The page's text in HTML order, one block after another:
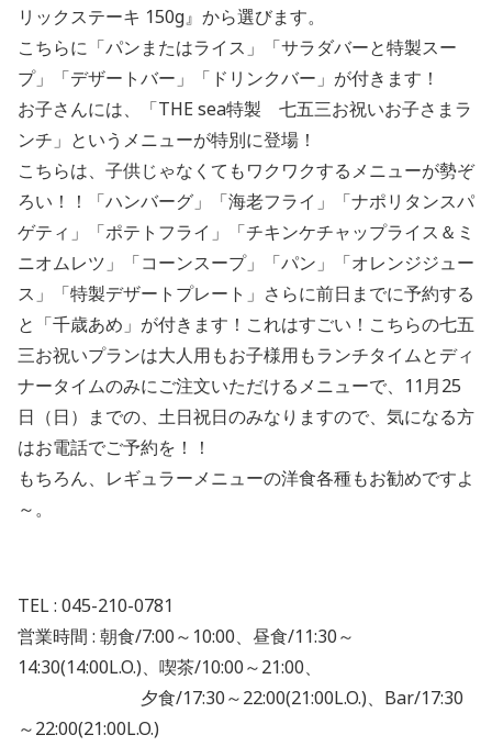
リックステーキ 150g』から選びます。
こちらに「パンまたはライス」「サラダバーと特製スー
プ」「デザートバー」「ドリンクバー」が付きます！
お子さんには、「THE sea特製 七五三お祝いお子さまラ
ンチ」というメニューが特別に登場！
こちらは、子供じゃなくてもワクワクするメニューが勢ぞ
ろい！！「ハンバーグ」「海老フライ」「ナポリタンスパ
ゲティ」「ポテトフライ」「チキンケチャップライス＆ミ
ニオムレツ」「コーンスープ」「パン」「オレンジジュー
ス」「特製デザートプレート」さらに前日までに予約する
と「千歳あめ」が付きます！これはすごい！こちらの七五
三お祝いプランは大人用もお子様用もランチタイムとディ
ナータイムのみにご注文いただけるメニューで、11月25
日（日）までの、土日祝日のみなりますので、気になる方
はお電話でご予約を！！
もちろん、レギュラーメニューの洋食各種もお勧めですよ
～。
TEL : 045-210-0781
営業時間 : 朝食/7:00～10:00、昼食/11:30～
14:30(14:00L.O.)、喫茶/10:00～21:00、
夕食/17:30～22:00(21:00L.O.)、Bar/17:30
～22:00(21:00L.O.)